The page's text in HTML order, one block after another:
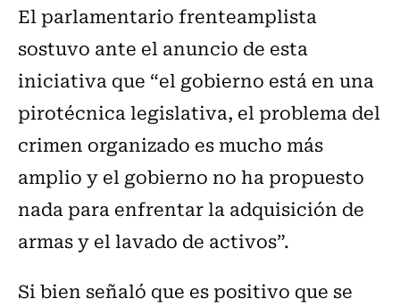
El parlamentario frenteamplista
sostuvo ante el anuncio de esta
iniciativa que “el gobierno está en una
pirotécnica legislativa, el problema del
crimen organizado es mucho más
amplio y el gobierno no ha propuesto
nada para enfrentar la adquisición de
armas y el lavado de activos”.
Si bien señaló que es positivo que se